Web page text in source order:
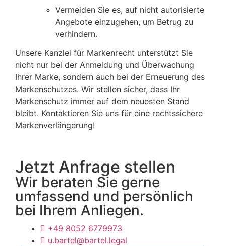
Vermeiden Sie es, auf nicht autorisierte
Angebote einzugehen, um Betrug zu
verhindern.
Unsere Kanzlei für Markenrecht unterstützt Sie
nicht nur bei der Anmeldung und Überwachung
Ihrer Marke, sondern auch bei der Erneuerung des
Markenschutzes. Wir stellen sicher, dass Ihr
Markenschutz immer auf dem neuesten Stand
bleibt. Kontaktieren Sie uns für eine rechtssichere
Markenverlängerung!
Jetzt Anfrage stellen
Wir beraten Sie gerne
umfassend und persönlich
bei Ihrem Anliegen.
+49 8052 6779973
u.bartel@bartel.legal